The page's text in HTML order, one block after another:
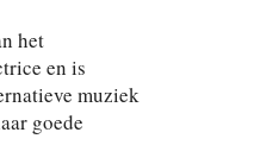
het
en is
muziek
goede